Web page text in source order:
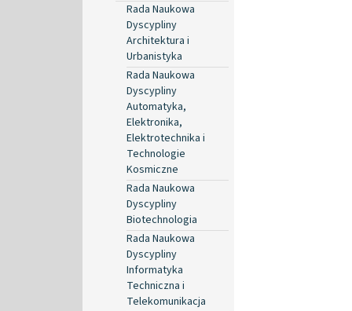
Rada Naukowa
Dyscypliny
Architektura i
Urbanistyka
Rada Naukowa
Dyscypliny
Automatyka,
Elektronika,
Elektrotechnika i
Technologie
Kosmiczne
Rada Naukowa
Dyscypliny
Biotechnologia
Rada Naukowa
Dyscypliny
Informatyka
Techniczna i
Telekomunikacja